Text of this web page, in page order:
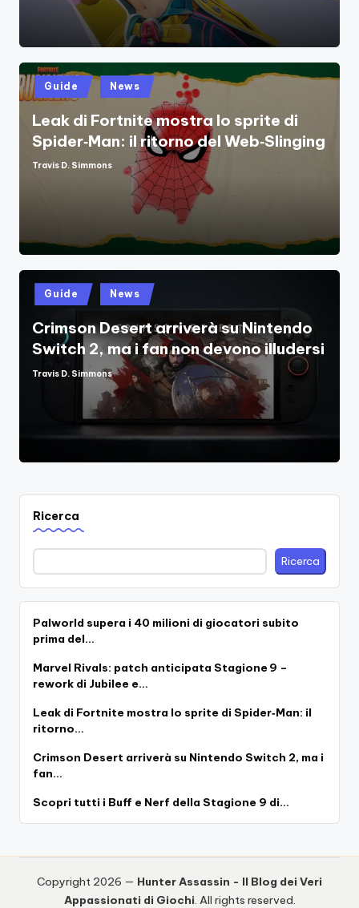
Posted
in
Guide News
Leak di Fortnite mostra lo sprite di
Spider‑Man: il ritorno del Web‑Slinging
Posted
Travis D. Simmons
Posted
in
Guide News
Crimson Desert arriverà su Nintendo
Switch 2, ma i fan non devono illudersi
Posted
Travis D. Simmons
Ricerca
Ricerca
Palworld supera i 40 milioni di giocatori subito
prima del…
Marvel Rivals: patch anticipata Stagione 9 –
rework di Jubilee e…
Leak di Fortnite mostra lo sprite di Spider‑Man: il
ritorno…
Crimson Desert arriverà su Nintendo Switch 2, ma i
fan…
Scopri tutti i Buff e Nerf della Stagione 9 di…
Copyright 2026 — Hunter Assassin - Il Blog dei Veri
Appassionati di Giochi. All rights reserved.